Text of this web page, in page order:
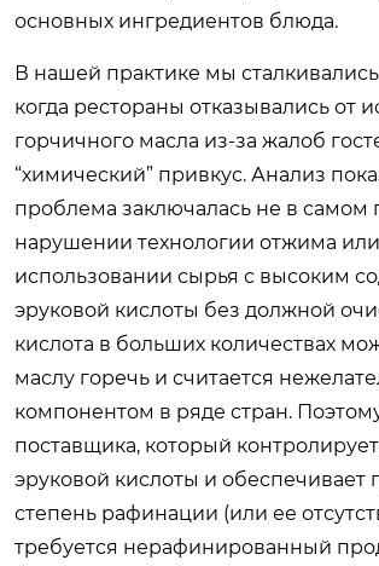
основных ингредиентов блюда.
В нашей практике мы
когда рестораны отказывались от
горчичного масла из-за жалоб
“химический” привкус. Анализ
проблема заключалась не в самом
нарушении технологии отжима или
использовании сырья с высоким
эруковой кислоты без должной
кислота в больших количествах
маслу горечь и считается
компонентом в ряде стран.
поставщика, который
эруковой кислоты и обеспечивает
степень рафинации (или ее
требуется нерафинированный